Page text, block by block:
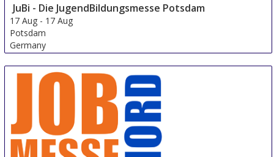
JuBi - Die JugendBildungsmesse Potsdam
17 Aug - 17 Aug
Potsdam
Germany